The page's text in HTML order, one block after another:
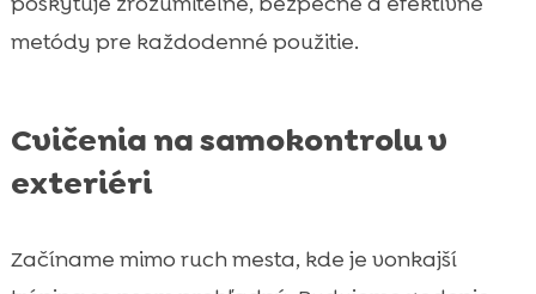
metódy pre každodenné použitie.
Cvičenia na samokontrolu v
exteriéri
Začíname mimo ruch mesta, kde je vonkajší